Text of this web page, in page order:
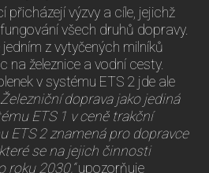
přicházejí výzvy a cíle, jejichž
všech druhů dopravy.
z vytyčených milníků
na železnice a vodní cesty.
v systému ETS 2 jde ale
„Železniční doprava jako jediná
ETS 1 v ceně trakční
ETS 2 znamená pro dopravce
se na jejich činnosti
roku 2030,“upozorňuje